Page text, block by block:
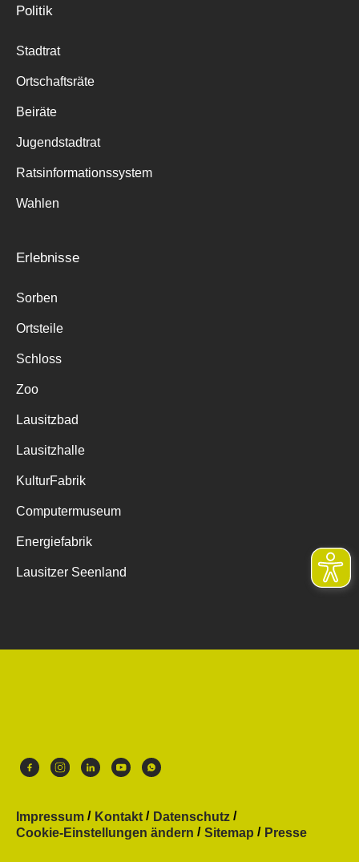
Politik
Stadtrat
Ortschaftsräte
Beiräte
Jugendstadtrat
Ratsinformationssystem
Wahlen
Erlebnisse
Sorben
Ortsteile
Schloss
Zoo
Lausitzbad
Lausitzhalle
KulturFabrik
Computermuseum
Energiefabrik
Lausitzer Seenland
Impressum Kontakt
Datenschutz
Cookie-Einstellungen ändern
Sitemap Presse